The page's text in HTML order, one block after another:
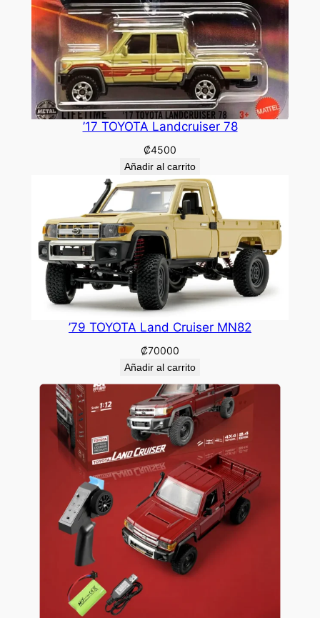
’17 TOYOTA Landcruiser 78
₡4500
Añadir al carrito
’79 TOYOTA Land Cruiser MN82
₡70000
Añadir al carrito